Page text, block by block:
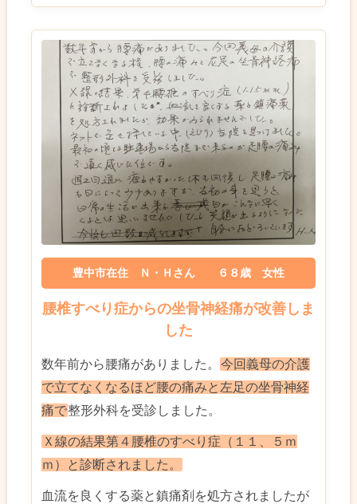
腰椎すべり症からの坐骨神経痛が改善しま
した
豊中市在住 Ｎ・Ｈさん ６８歳 女性
数年前から腰痛がありました。 今回義母の介護
で立てなくなるほど腰の痛みと左足の坐骨神経
痛で整形外科を受診しました。
Ｘ線の結果第４腰椎のすべり症（１１、５ｍ
ｍ）と診断されました。
血流を良くする薬と鎮痛剤を処方されましたが